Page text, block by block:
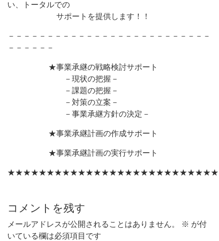
い、トータルでの
サポートを提供します！！
－－－－－－－－－－－－－－－－－－－－－－－－－－
－－－－－－
★事業承継の戦略検討サポート
－現状の把握－
－課題の把握－
－対策の立案－
－事業承継方針の決定－
★事業承継計画の作成サポート
★事業承継計画の実行サポート
コメントを残す
メールアドレスが公開されることはありません。 ※ が付
いている欄は必須項目です